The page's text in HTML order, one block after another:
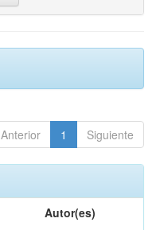
Anterior 1 Siguiente
Autor(es)